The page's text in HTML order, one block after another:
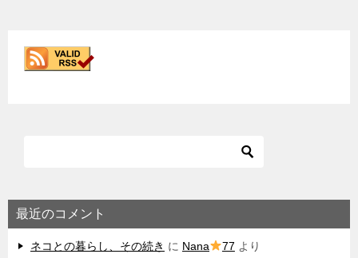
最近のコメント
ネコとの暮らし、その続き に Nana 77 より